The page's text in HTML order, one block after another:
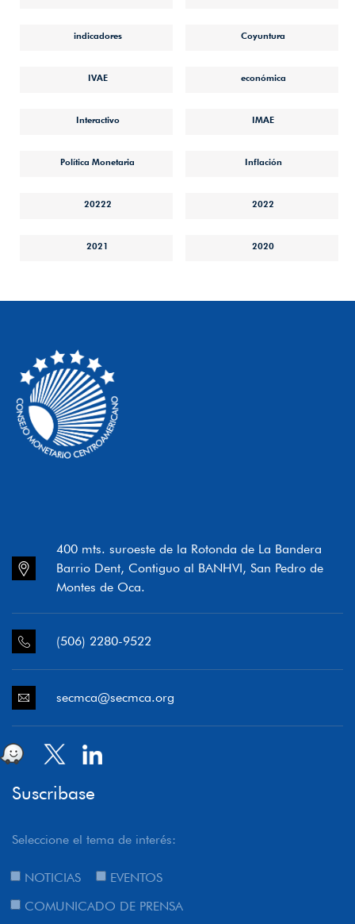
indicadores Coyuntura
IVAE económica
Interactivo IMAE
Política Monetaria Inflación
20222 2022
2021 2020
400 mts. suroeste de la Rotonda de La Bandera
Barrio Dent, Contiguo al BANHVI, San Pedro de
Montes de Oca.
(506) 2280-9522
secmca@secmca.org
Suscribase
Seleccione el tema de interés:
NOTICIAS
EVENTOS
COMUNICADO DE PRENSA